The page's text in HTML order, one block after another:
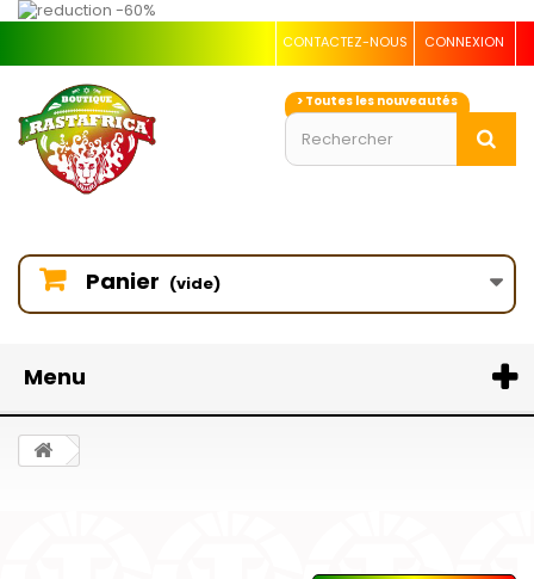
CONNEXION
CONTACTEZ-NOUS
> Toutes les nouveautés
Panier (vide)
Menu